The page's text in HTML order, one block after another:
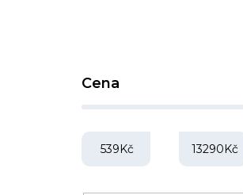
Cena
539Kč 13290Kč